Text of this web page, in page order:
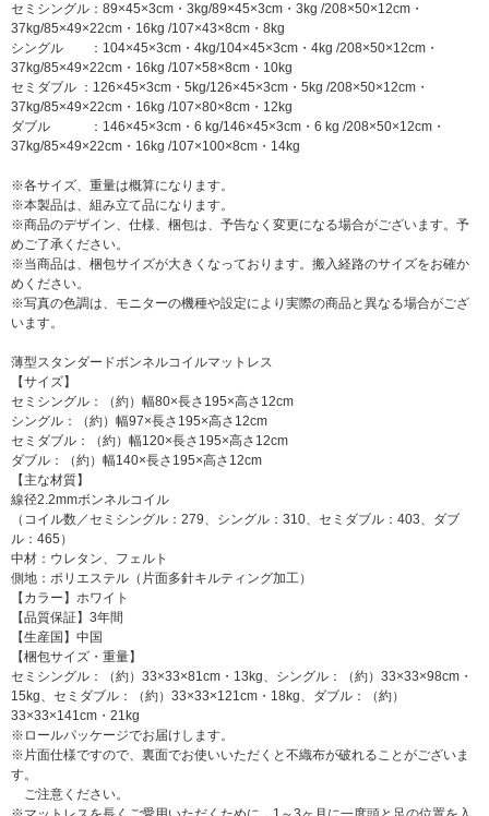
セミシングル：89×45×3cm・3kg/89×45×3cm・3kg /208×50×12cm・
37kg/85×49×22cm・16kg /107×43×8cm・8kg
シングル ：104×45×3cm・4kg/104×45×3cm・4kg /208×50×12cm・
37kg/85×49×22cm・16kg /107×58×8cm・10kg
セミダブル ：126×45×3cm・5kg/126×45×3cm・5kg /208×50×12cm・
37kg/85×49×22cm・16kg /107×80×8cm・12kg
ダブル ：146×45×3cm・6 kg/146×45×3cm・6 kg /208×50×12cm・
37kg/85×49×22cm・16kg /107×100×8cm・14kg
※各サイズ、重量は概算になります。
※本製品は、組み立て品になります。
※商品のデザイン、仕様、梱包は、予告なく変更になる場合がございます。予
めご了承ください。
※当商品は、梱包サイズが大きくなっております。搬入経路のサイズをお確か
めください。
※写真の色調は、モニターの機種や設定により実際の商品と異なる場合がござ
います。
薄型スタンダードボンネルコイルマットレス
【サイズ】
セミシングル：（約）幅80×長さ195×高さ12cm
シングル：（約）幅97×長さ195×高さ12cm
セミダブル：（約）幅120×長さ195×高さ12cm
ダブル：（約）幅140×長さ195×高さ12cm
【主な材質】
線径2.2mmボンネルコイル
（コイル数／セミシングル：279、シングル：310、セミダブル：403、ダブ
ル：465）
中材：ウレタン、フェルト
側地：ポリエステル（片面多針キルティング加工）
【カラー】ホワイト
【品質保証】3年間
【生産国】中国
【梱包サイズ・重量】
セミシングル：（約）33×33×81cm・13kg、シングル：（約）33×33×98cm・
15kg、セミダブル：（約）33×33×121cm・18kg、ダブル：（約）
33×33×141cm・21kg
※ロールパッケージでお届けします。
※片面仕様ですので、裏面でお使いいただくと不織布が破れることがございま
す。
ご注意ください。